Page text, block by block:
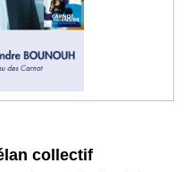
collectif